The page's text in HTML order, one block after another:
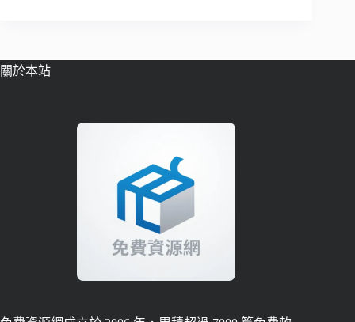
關於本站